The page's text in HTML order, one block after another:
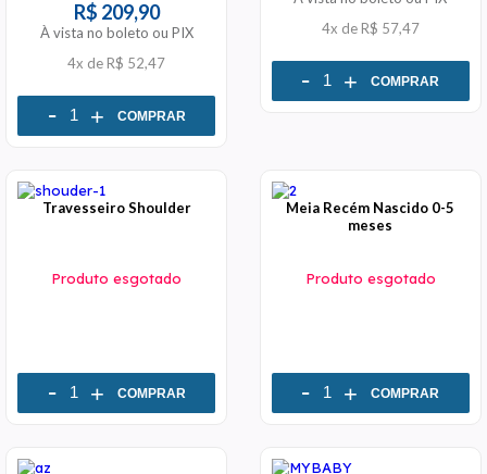
R$ 209,90
À vista no boleto ou PIX
4x de R$ 52,47
- + COMPRAR
4x de R$ 57,47
- + COMPRAR
Travesseiro Shoulder
Produto esgotado
- + COMPRAR
Meia Recém Nascido 0-5
meses
Produto esgotado
- + COMPRAR